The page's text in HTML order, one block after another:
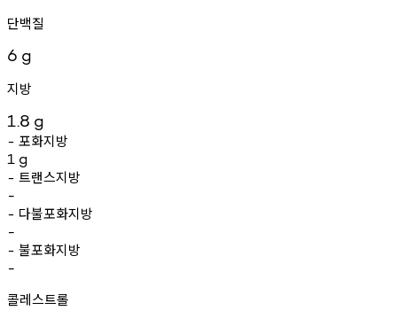
단백질
6 g
지방
1.8 g
- 포화지방
1 g
- 트랜스지방
-
- 다불포화지방
-
- 불포화지방
-
콜레스트롤